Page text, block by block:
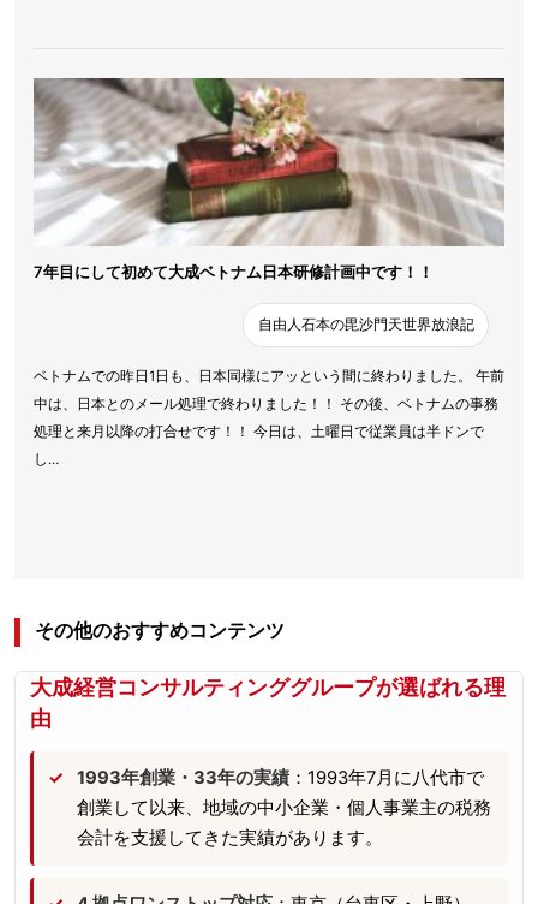
7年目にして初めて大成ベトナム日本研修計画中です！！
自由人石本の毘沙門天世界放浪記
ベトナムでの昨日1日も、日本同様にアッという間に終わりました。 午前
中は、日本とのメール処理で終わりました！！ その後、ベトナムの事務
処理と来月以降の打合せです！！ 今日は、土曜日で従業員は半ドンで
し…
その他のおすすめコンテンツ
大成経営コンサルティンググループが選ばれる理
由
1993年創業・33年の実績 ：1993年7月に八代市で
創業して以来、地域の中小企業・個人事業主の税務
会計を支援してきた実績があります。